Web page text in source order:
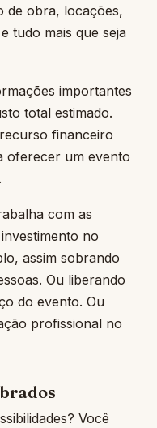
de obra, locações,
tudo mais que seja
importantes
total estimado.
financeiro
oferecer um evento
com as
no
assim sobrando
Ou liberando
do evento. Ou
profissional no
Você